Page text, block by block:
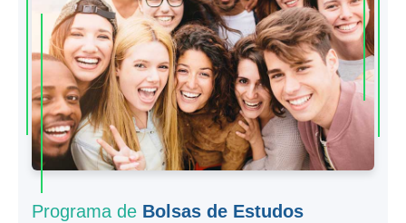
Programa de Bolsas de Estudos